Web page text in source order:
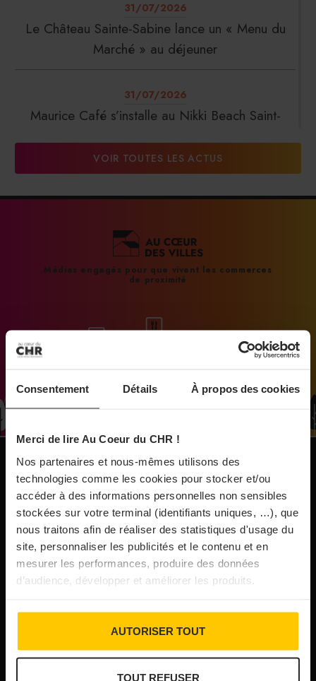
Consentement Détails À propos des cookies
Merci de lire Au Coeur du CHR !
Nos partenaires et nous-mêmes utilisons des
technologies comme les cookies pour stocker et/ou
accéder à des informations personnelles non sensibles
stockées sur votre terminal (identifiants uniques, …), que
nous traitons afin de réaliser des statistiques d'usage du
site, personnaliser les publicités et le contenu et en
mesurer les performances, produire des données
d’audience, développer et améliorer les produits.
AUTORISER TOUT
TOUT REFUSER
31/07/2026
Le Château Sainte-Sabine lance un « Menu du
Marché » au déjeuner
31/07/2026
Maurice Café s’installe au Nikki Beach Saint-
DalterFood Group franchit les 200 millions
31/07/2026
La Liste : La Réserve Paris de nouveau meilleur
maison de collectionneur
31/07/2026
Vins fins : la Chine affiche ses ambitions
31/07/2026
Brasserie Dupont : la bière saison, mais pas
que…
Incendies : l’aide d’urgence rehaussée à 8 000 €
pour les indépendants, l’autoroute A63 réouverte
VOIR TOUTES LES ACTUS
Médias engagés pour que vivent les commerces
de proximité
NOS PUBLICATIONS